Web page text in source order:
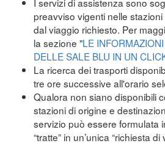
preavviso vigenti nelle
dal viaggio richiesto. Per
la sezione "LE
DELLE SALE BLU IN UN
La ricerca dei trasporti
tre ore successive all'orario
Qualora non siano disponibili
stazioni di origine e
servizio può essere formulata
“tratte” in un’unica “richiesta